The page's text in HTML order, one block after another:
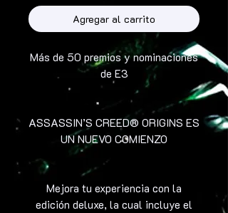
Agregar al carrito
Más de 50 premios y nominaciones
de E3
ASSASSIN’S CREED® ORIGINS ES
UN NUEVO COMIENZO
Mejora tu experiencia con la
edición deluxe, la cual incluye el